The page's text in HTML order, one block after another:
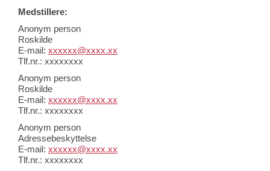
Medstillere:
Anonym person
Roskilde
E-mail: xxxxxx@xxxx.xx
Tlf.nr.: xxxxxxxx
Anonym person
Roskilde
E-mail: xxxxxx@xxxx.xx
Tlf.nr.: xxxxxxxx
Anonym person
Adressebeskyttelse
E-mail: xxxxxx@xxxx.xx
Tlf.nr.: xxxxxxxx